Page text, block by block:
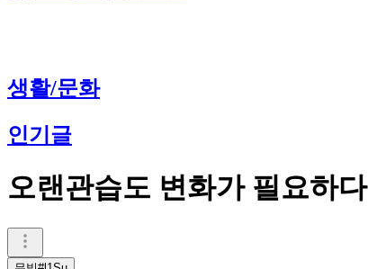
생활/문화
인기글
오랜관습도 변화가 필요하다